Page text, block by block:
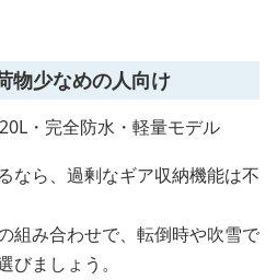
物少なめの人向け
・完全防水・軽量モデル
なら、過剰なギア収納機能は不
組み合わせで、転倒時や吹雪で
びましょう。